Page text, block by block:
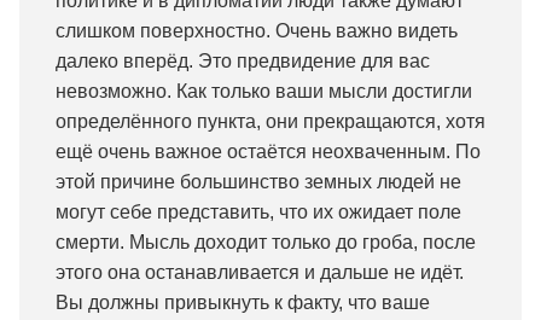
слишком поверхностно. Очень важно видеть
далеко вперёд. Это предвидение для вас
невозможно. Как только ваши мысли достигли
определённого пункта, они прекращаются, хотя
ещё очень важное остаётся неохваченным. По
этой причине большинство земных людей не
могут себе представить, что их ожидает поле
смерти. Мысль доходит только до гроба, после
этого она останавливается и дальше не идёт.
Вы должны привыкнуть к факту, что ваше